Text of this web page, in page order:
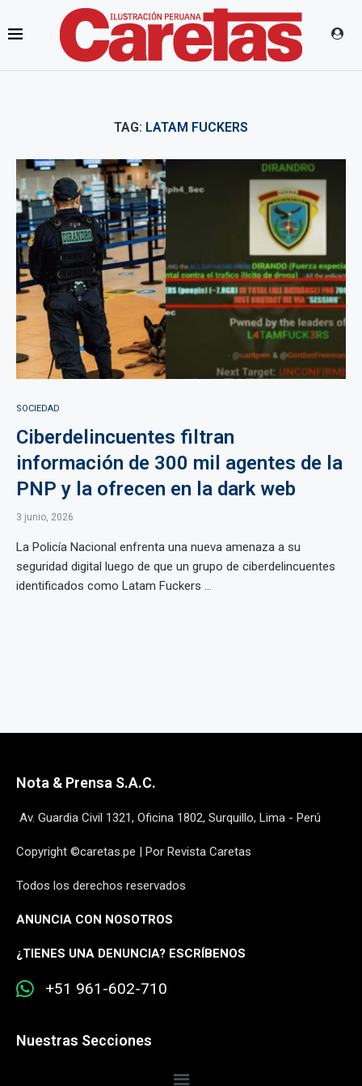
TAG: LATAM FUCKERS
SOCIEDAD
Ciberdelincuentes filtran
información de 300 mil agentes de la
PNP y la ofrecen en la dark web
3 junio, 2026
La Policía Nacional enfrenta una nueva amenaza a su
seguridad digital luego de que un grupo de ciberdelincuentes
identificados como Latam Fuckers ...
Nota & Prensa S.A.C.
Av. Guardia Civil 1321, Oficina 1802, Surquillo, Lima - Perú
Copyright ©caretas.pe | Por Revista Caretas
Todos los derechos reservados
ANUNCIA CON NOSOTROS
¿TIENES UNA DENUNCIA? ESCRÍBENOS
+51 961-602-710
Nuestras Secciones